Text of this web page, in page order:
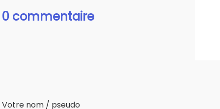
0 commentaire
Votre nom / pseudo